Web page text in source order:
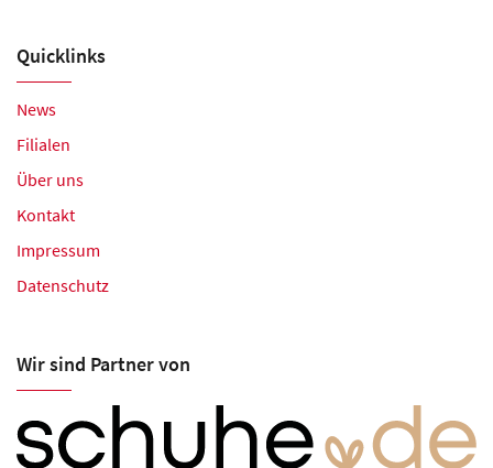
Quicklinks
News
Filialen
Über uns
Kontakt
Impressum
Datenschutz
Wir sind Partner von